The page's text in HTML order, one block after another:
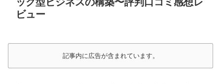
ビュー
記事内に広告が含まれています。